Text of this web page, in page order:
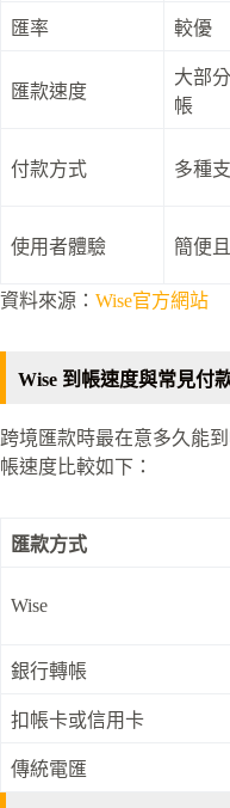
匯率 較優
匯款速度
大部
帳
付款方式 多種
使用者體驗 簡便
資料來源： Wise官方網站
Wise 到帳速度與常見付
跨境匯款時最在意多久能
帳速度比較如下：
匯款方式
Wise
銀行轉帳
扣帳卡或信用卡
傳統電匯